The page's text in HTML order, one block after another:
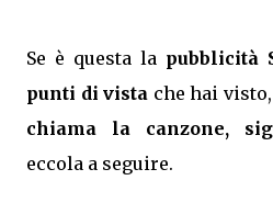
Se è questa la pubblicità
punti di vista che hai
chiama la canzone,
eccola a seguire.